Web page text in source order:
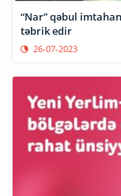
“Nar” qəbul
təbrik edir
26-07-2023